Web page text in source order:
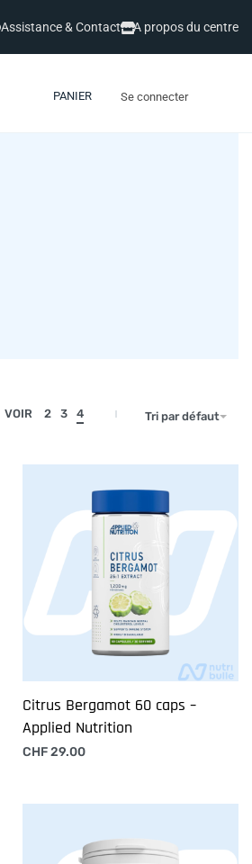
Assistance & Contact A propos du centre
PANIER Se connecter
VOIR 2 3 4 Tri par défaut
Citrus Bergamot 60 caps –
Applied Nutrition
CHF29.00